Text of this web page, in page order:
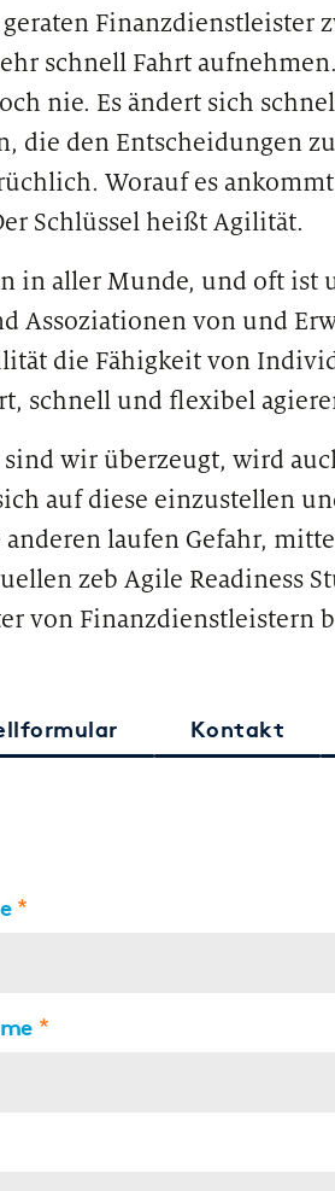
Finanzdienstleister
schnell Fahrt
nie. Es ändert sich
die den Entscheidungen
Worauf es
Schlüssel heißt Agilität.
in aller Munde, und oft ist
Assoziationen von und
die Fähigkeit von
schnell und flexibel
wir überzeugt, wird
auf diese einzustellen
laufen Gefahr,
zeb Agile Readiness
von Finanzdienstleistern
Kontakt